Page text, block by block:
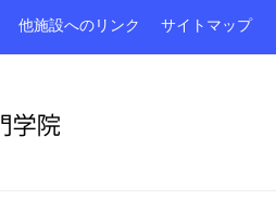
他施設へのリンク サイトマップ